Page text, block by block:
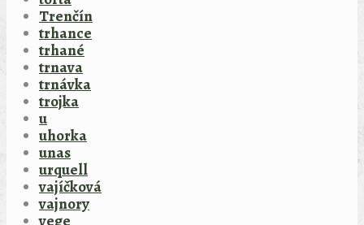
Trenčín
trhance
trhané
trnava
trnávka
trojka
u
uhorka
unas
urquell
vajíčková
vajnory